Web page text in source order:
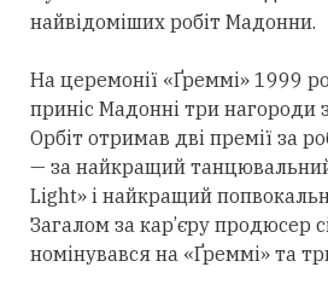
найвідоміших робіт Мадонни.
На церемонії «Ґреммі» 1999
приніс Мадонні три нагороди
Орбіт отримав дві премії за
— за найкращий
Light» і найкращий
Загалом за кар’єру продюсер
номінувався на «Ґреммі» та